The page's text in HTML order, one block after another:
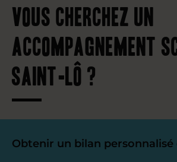
Vous cherchez un
accompagnement
Saint-Lô ?
Obtenir un bilan